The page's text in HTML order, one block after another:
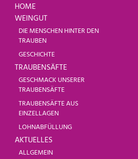
HOME
WEINGUT
DIE MENSCHEN HINTER DEN
TRAUBEN
GESCHICHTE
TRAUBENSÄFTE
GESCHMACK UNSERER
TRAUBENSÄFTE
TRAUBENSÄFTE AUS
EINZELLAGEN
LOHNABFÜLLUNG
AKTUELLES
ALLGEMEIN